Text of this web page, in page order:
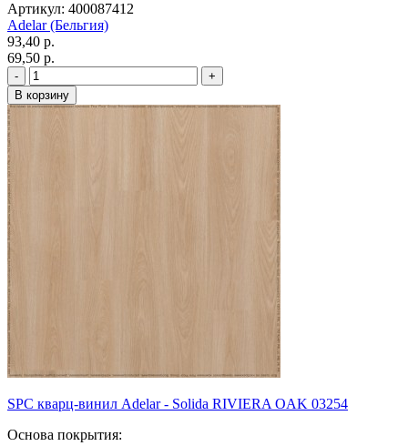
Артикул: 400087412
Adelar (Бельгия)
93,40 p.
69,50 p.
SPC кварц-винил Adelar - Solida RIVIERA OAK 03254
Основа покрытия: